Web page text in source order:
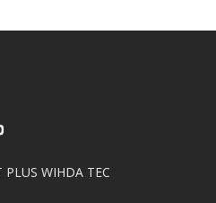
PLUS WIHDA TEC